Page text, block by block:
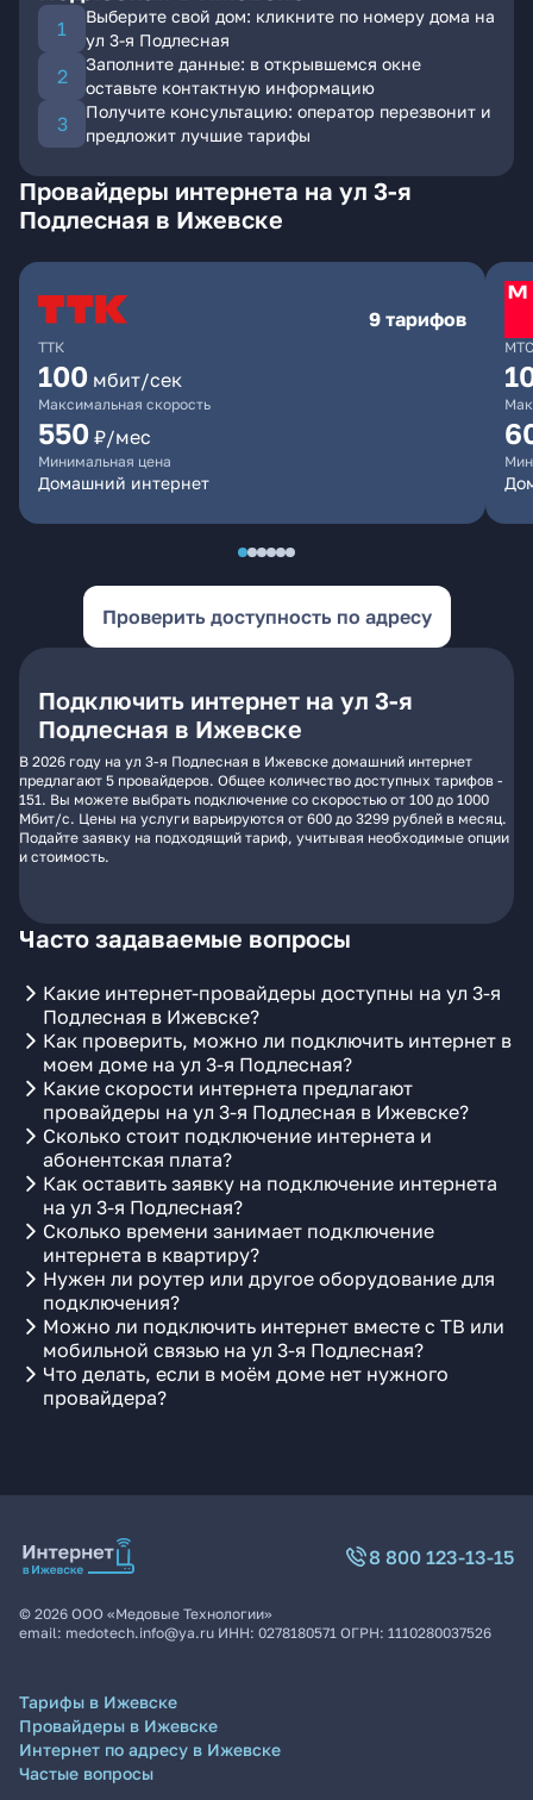
Выберите свой дом: кликните по номеру дома на
ул 3-я Подлесная
Заполните данные: в открывшемся окне
оставьте контактную информацию
Получите консультацию: оператор перезвонит и
предложит лучшие тарифы
Провайдеры интернета на ул 3-я
Подлесная в Ижевске
ТТК
9 тарифов
100 мбит/сек
Максимальная скорость
550 ₽/мес
Минимальная цена
Домашний интернет
МТС
Проверить доступность по адресу
Подключить интернет на ул 3-я
Подлесная в Ижевске
В 2026 году на ул 3-я Подлесная в Ижевске домашний интернет
предлагают 5 провайдеров. Общее количество доступных тарифов -
151. Вы можете выбрать подключение со скоростью от 100 до 1000
Мбит/с. Цены на услуги варьируются от 600 до 3299 рублей в месяц.
Подайте заявку на подходящий тариф, учитывая необходимые опции
и стоимость.
Часто задаваемые вопросы
Какие интернет-провайдеры доступны на ул 3-я
Подлесная в Ижевске?
Как проверить, можно ли подключить интернет в
моем доме на ул 3-я Подлесная?
Какие скорости интернета предлагают
провайдеры на ул 3-я Подлесная в Ижевске?
Сколько стоит подключение интернета и
абонентская плата?
Как оставить заявку на подключение интернета
на ул 3-я Подлесная?
Сколько времени занимает подключение
интернета в квартиру?
Нужен ли роутер или другое оборудование для
подключения?
Можно ли подключить интернет вместе с ТВ или
мобильной связью на ул 3-я Подлесная?
Что делать, если в моём доме нет нужного
провайдера?
8 800 123-13-15
© 2026 ООО «Медовые Технологии»
email: medotech.info@ya.ru ИНН: 0278180571 ОГРН: 1110280037526
Тарифы в Ижевске
Провайдеры в Ижевске
Интернет по адресу в Ижевске
Частые вопросы